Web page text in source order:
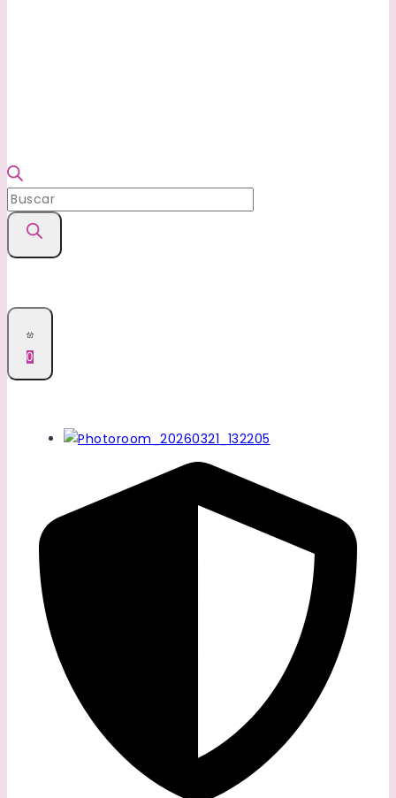
Búsqueda
de
productos
0